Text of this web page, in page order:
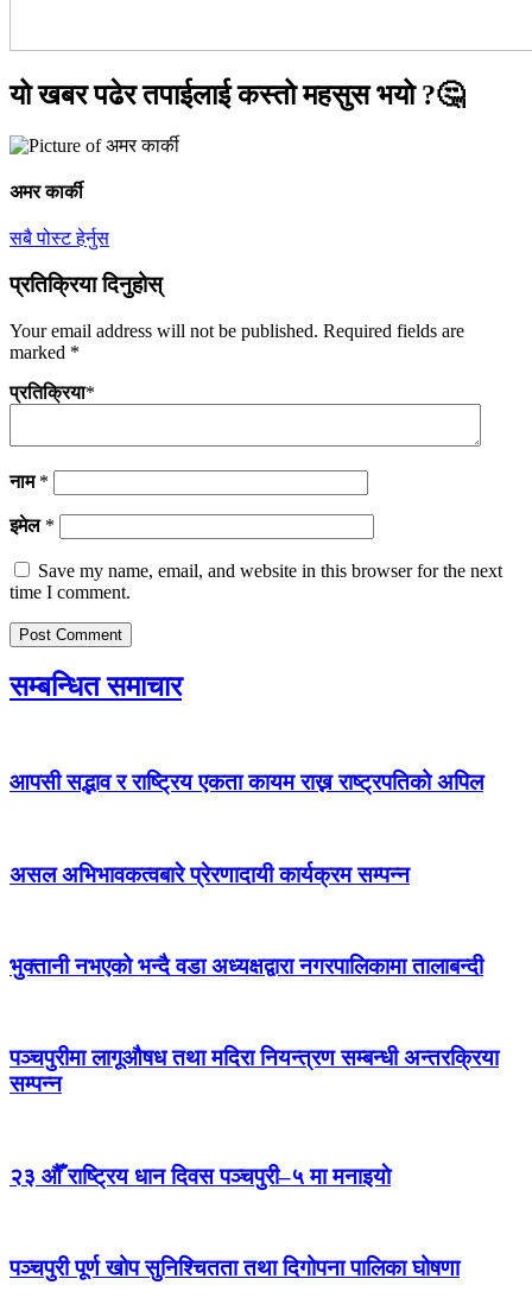
यो खबर पढेर तपाईलाई कस्तो महसुस भयो ?🤔
अमर कार्की
सबै पोस्ट हेर्नुस
प्रतिक्रिया दिनुहोस्
Your email address will not be published. Required fields are
marked *
प्रतिक्रिया*
नाम *
इमेल *
Save my name, email, and website in this browser for the next
time I comment.
सम्बन्धित समाचार
आपसी सद्भाव र राष्ट्रिय एकता कायम राख्न राष्ट्रपतिको अपिल
असल अभिभावकत्वबारे प्रेरणादायी कार्यक्रम सम्पन्न
भुक्तानी नभएको भन्दै वडा अध्यक्षद्वारा नगरपालिकामा तालाबन्दी
पञ्चपुरीमा लागूऔषध तथा मदिरा नियन्त्रण सम्बन्धी अन्तरक्रिया
सम्पन्न
२३ औँ राष्ट्रिय धान दिवस पञ्चपुरी–५ मा मनाइयाे
पञ्चपुरी पूर्ण खोप सुनिश्चितता तथा दिगोपना पालिका घोषणा